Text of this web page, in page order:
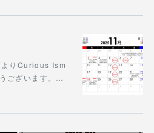
よりCurious Ism
ございます。…